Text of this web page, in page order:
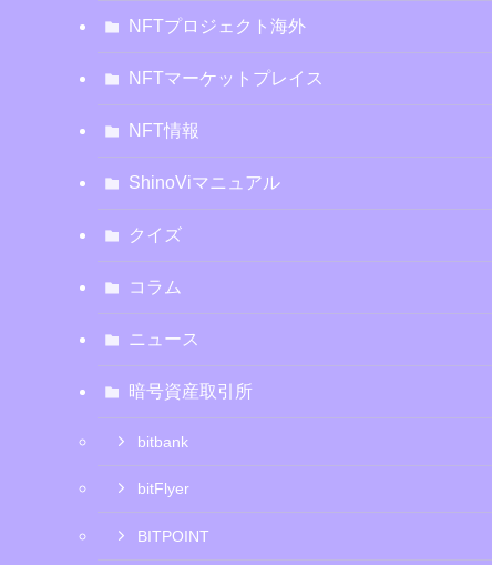
NFTプロジェクト海外
NFTマーケットプレイス
NFT情報
ShinoViマニュアル
クイズ
コラム
ニュース
暗号資産取引所
bitbank
bitFlyer
BITPOINT